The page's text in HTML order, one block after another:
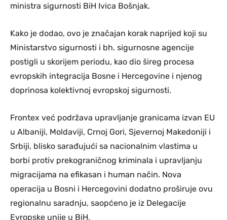
ministra sigurnosti BiH Ivica Bošnjak.
Kako je dodao, ovo je značajan korak naprijed koji su
Ministarstvo sigurnosti i bh. sigurnosne agencije
postigli u skorijem periodu, kao dio šireg procesa
evropskih integracija Bosne i Hercegovine i njenog
doprinosa kolektivnoj evropskoj sigurnosti.
Frontex već podržava upravljanje granicama izvan EU
u Albaniji, Moldaviji, Crnoj Gori, Sjevernoj Makedoniji i
Srbiji, blisko sarađujući sa nacionalnim vlastima u
borbi protiv prekograničnog kriminala i upravljanju
migracijama na efikasan i human način. Nova
operacija u Bosni i Hercegovini dodatno proširuje ovu
regionalnu saradnju, saopćeno je iz Delegacije
Evropske unije u BiH.